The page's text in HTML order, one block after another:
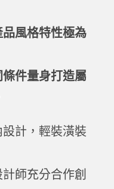
風格特性極為
件量身打造屬
計，輕裝潢裝
師充分合作創